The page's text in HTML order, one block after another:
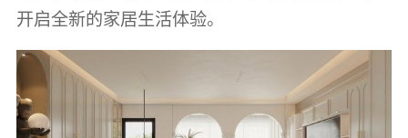
开启全新的家居生活体验。